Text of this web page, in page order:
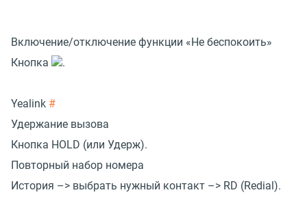
Включение/отключение функции «Не беспокоить»
Кнопка
.
Yealink #
Удержание вызова
Кнопка HOLD (или Удерж).
Повторный набор номера
История –> выбрать нужный контакт –> RD (Redial).